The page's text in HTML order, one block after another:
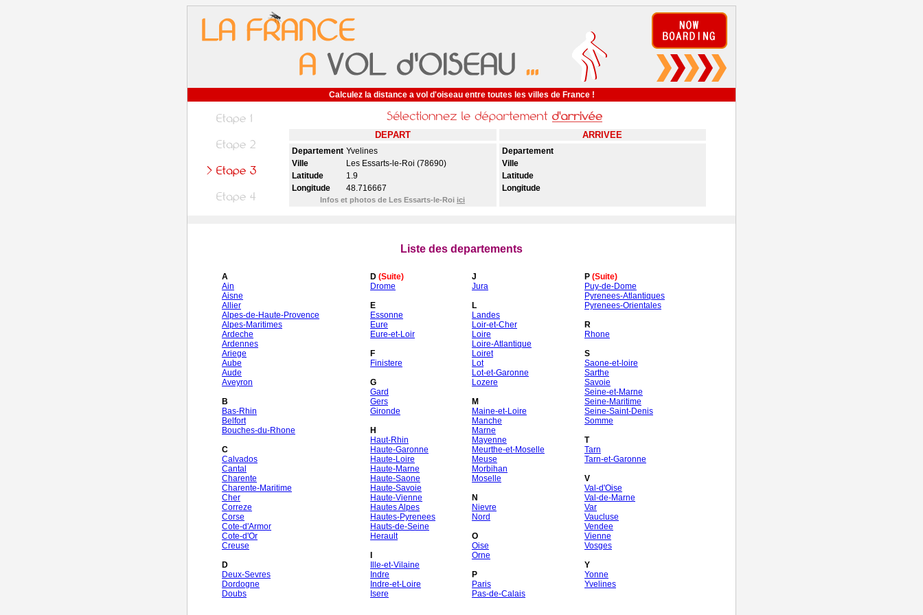
Calculez la distance a vol d'oiseau entre toutes les villes de France !
DEPART ARRIVEE
Departement Yvelines
Ville
Les Essarts-le-Roi (78690)
Latitude
1.9
Longitude
48.716667
Infos et photos de Les Essarts-le-Roi ici
Departement
Ville
Latitude
Longitude
Liste des departements
A
Ain
Aisne
Allier
Alpes-de-Haute-Provence
Alpes-Maritimes
Ardeche
Ardennes
Ariege
Aube
Aude
Aveyron
B
Bas-Rhin
Belfort
Bouches-du-Rhone
C
Calvados
Cantal
Charente
Charente-Maritime
Cher
Correze
Corse
Cote-d'Armor
Cote-d'Or
Creuse
D
Deux-Sevres
Dordogne
Doubs
D (Suite)
Drome
E
Essonne
Eure
Eure-et-Loir
F
Finistere
G
Gard
Gers
Gironde
H
Haut-Rhin
Haute-Garonne
Haute-Loire
Haute-Marne
Haute-Saone
Haute-Savoie
Haute-Vienne
Hautes Alpes
Hautes-Pyrenees
Hauts-de-Seine
Herault
Ille-et-Vilaine
Indre
Indre-et-Loire
Isere
J
Jura
L
Landes
Loir-et-Cher
Loire
Loire-Atlantique
Loiret
Lot
Lot-et-Garonne
Lozere
M
Maine-et-Loire
Manche
Marne
Mayenne
Meurthe-et-Moselle
Meuse
Morbihan
Moselle
N
Nievre
Nord
O
Oise
Orne
P
Paris
Pas-de-Calais
P (Suite)
Puy-de-Dome
Pyrenees-Atlantiques
Pyrenees-Orientales
R
Rhone
S
Saone-et-loire
Sarthe
Savoie
Seine-et-Marne
Seine-Maritime
Seine-Saint-Denis
Somme
T
Tarn
Tarn-et-Garonne
V
Val-d'Oise
Val-de-Marne
Var
Vaucluse
Vendee
Vienne
Vosges
Y
Yonne
Yvelines